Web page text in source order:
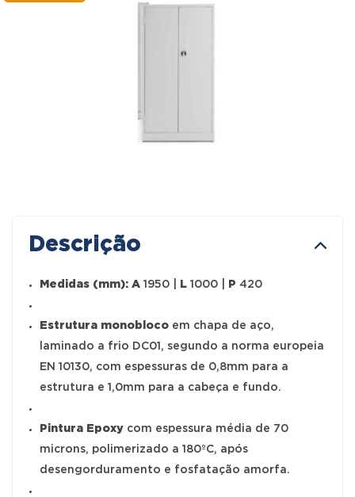
Descrição
Medidas (mm): A 1950 | L 1000 | P 420
Estrutura monobloco em chapa de aço,
laminado a frio DC01, segundo a norma europeia
EN 10130, com espessuras de 0,8mm para a
estrutura e 1,0mm para a cabeça e fundo.
Pintura Epoxy com espessura média de 70
microns, polimerizado a 180ºC, após
desengorduramento e fosfatação amorfa.